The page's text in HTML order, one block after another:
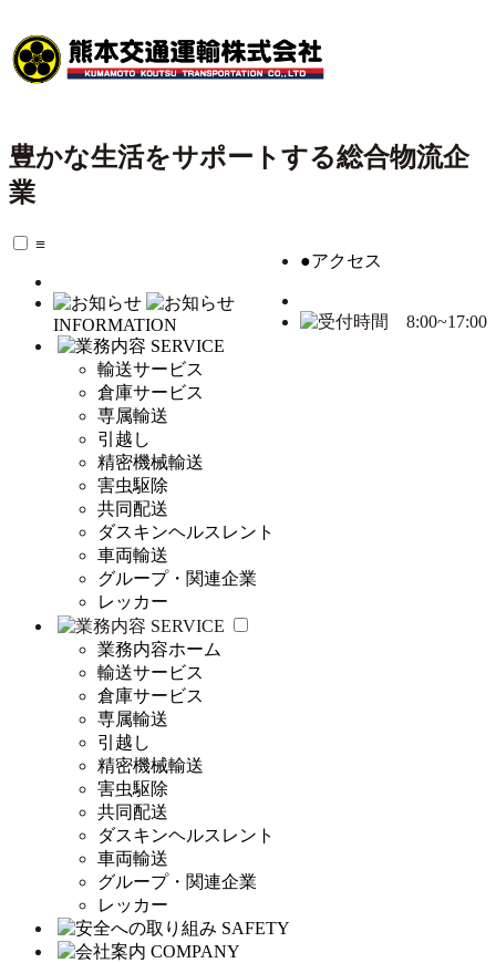
豊かな生活をサポートする総合物流企
業
●アクセス
≡
INFORMATION
SERVICE
輸送サービス
倉庫サービス
専属輸送
引越し
精密機械輸送
害虫駆除
共同配送
ダスキンヘルスレント
車両輸送
グループ・関連企業
レッカー
SERVICE
業務内容ホーム
輸送サービス
倉庫サービス
専属輸送
引越し
精密機械輸送
害虫駆除
共同配送
ダスキンヘルスレント
車両輸送
グループ・関連企業
レッカー
SAFETY
COMPANY